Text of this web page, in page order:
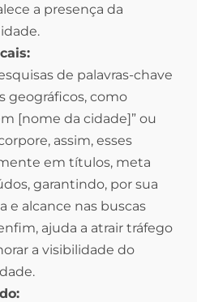
a presença da
de palavras-chave
geográficos, como
[nome da cidade]” ou
assim, esses
em títulos, meta
garantindo, por sua
e alcance nas buscas
ajuda a atrair tráfego
a visibilidade do